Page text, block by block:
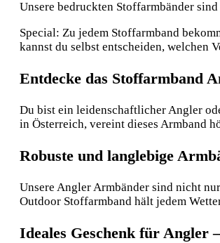
Unsere bedruckten Stoffarmbänder
Special: Zu jedem Stoffarmband
kannst du selbst entscheiden, welchen
Entdecke das Stoffarmband
Du bist ein leidenschaftlicher Angler
in Österreich, vereint dieses Armband
Robuste und langlebige
Unsere Angler Armbänder sind nicht
Outdoor Stoffarmband hält jedem
Ideales Geschenk für Angler